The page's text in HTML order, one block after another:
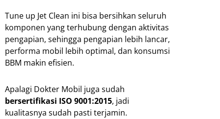
Tune up Jet Clean ini bisa bersihkan seluruh
komponen yang terhubung dengan aktivitas
pengapian, sehingga pengapian lebih lancar,
performa mobil lebih optimal, dan konsumsi
BBM makin efisien.
Apalagi Dokter Mobil juga sudah
bersertifikasi ISO 9001:2015, jadi
kualitasnya sudah pasti terjamin.